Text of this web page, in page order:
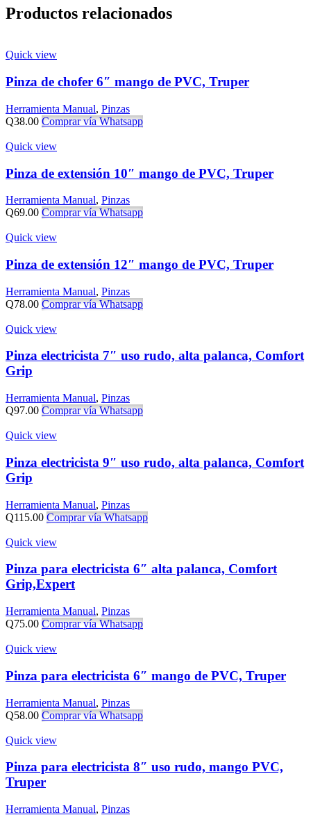
Productos relacionados
Quick view
Pinza de chofer 6″ mango de PVC, Truper
Herramienta Manual, Pinzas
Q38.00 Comprar vía Whatsapp
Quick view
Pinza de extensión 10″ mango de PVC, Truper
Herramienta Manual, Pinzas
Q69.00 Comprar vía Whatsapp
Quick view
Pinza de extensión 12″ mango de PVC, Truper
Herramienta Manual, Pinzas
Q78.00 Comprar vía Whatsapp
Quick view
Pinza electricista 7″ uso rudo, alta palanca, Comfort
Grip
Herramienta Manual, Pinzas
Q97.00 Comprar vía Whatsapp
Quick view
Pinza electricista 9″ uso rudo, alta palanca, Comfort
Grip
Herramienta Manual, Pinzas
Q115.00 Comprar vía Whatsapp
Quick view
Pinza para electricista 6″ alta palanca, Comfort
Grip,Expert
Herramienta Manual, Pinzas
Q75.00 Comprar vía Whatsapp
Quick view
Pinza para electricista 6″ mango de PVC, Truper
Herramienta Manual, Pinzas
Q58.00 Comprar vía Whatsapp
Quick view
Pinza para electricista 8″ uso rudo, mango PVC,
Truper
Herramienta Manual, Pinzas